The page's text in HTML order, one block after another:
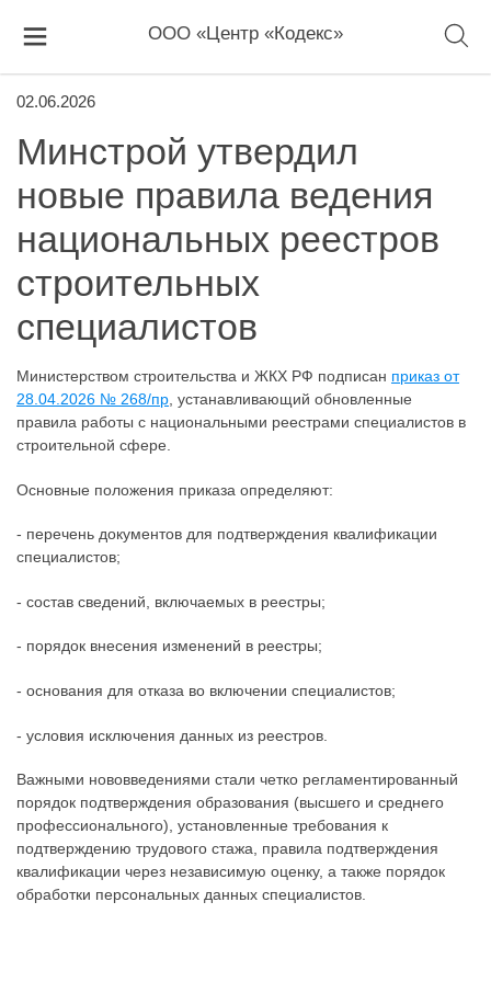
ООО «Центр «Кодекс»
02.06.2026
Минстрой утвердил
новые правила ведения
национальных реестров
строительных
специалистов
Министерством строительства и ЖКХ РФ подписан приказ от
28.04.2026 № 268/пр , устанавливающий обновленные
правила работы с национальными реестрами специалистов в
строительной сфере.
Основные положения приказа определяют:
- перечень документов для подтверждения квалификации
специалистов;
- состав сведений, включаемых в реестры;
- порядок внесения изменений в реестры;
- основания для отказа во включении специалистов;
- условия исключения данных из реестров.
Важными нововведениями стали четко регламентированный
порядок подтверждения образования (высшего и среднего
профессионального), установленные требования к
подтверждению трудового стажа, правила подтверждения
квалификации через независимую оценку, а также порядок
обработки персональных данных специалистов.